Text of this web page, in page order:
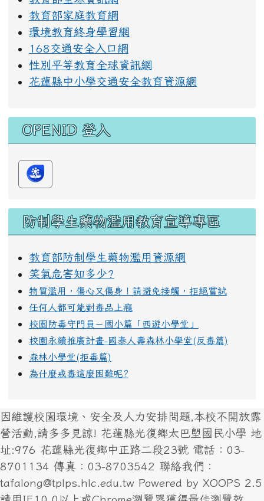
教育部家庭教育網
環境教育終身學習網
168交通安全入口網
性別平等教育全球資訊網
花蓮縣中小學交通安全教育資源網
OPENID 登入
防制學生藥物濫用教育宣導專區
教育部防制學生藥物濫用資源網
笑氣危害知多少?
物質濫用，傷心又傷身！請避免接觸，拒絕嘗試
任何人都可能對毒品上癮
校園防毒守門員－國小篇「西遊小學堂」
校園永續推廣計畫-國泰人壽森林小學堂(反毒篇)
森林小學堂(拒毒篇)
為什麼戒毒這麼困難呢?
因維護校園環境、安全及人力安排問題,本校不開放露
營活動,請多多見諒! 花蓮縣光復鄉太巴塱國民小學 地
址:976 花蓮縣光復鄉中正路二段23號 電話：03-
8701134 傳真：03-8703542 聯絡我們：
tafalong@tplps.hlc.edu.tw Powered by XOOPS 2.5
請用IE10.0以上或Chrome瀏覽器獲得最佳瀏覽效